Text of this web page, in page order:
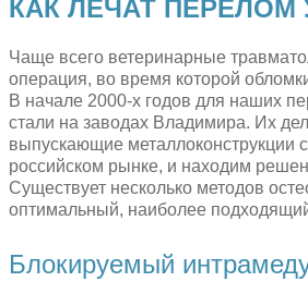
КАК ЛЕЧАТ
Чаще всего ветеринарные
операция, во время которой
В начале 2000-х годов для наших
стали на заводах Владимира. Их
выпускающие металлоконструкции
российском рынке, и находим
Существует несколько методов
оптимальный, наиболее
Блокируемый